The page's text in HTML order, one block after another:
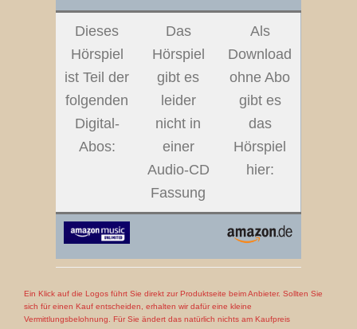
Dieses
Hörspiel
ist Teil der
folgenden
Digital-
Abos:
Das
Hörspiel
gibt es
leider
nicht in
einer
Audio-CD
Fassung
Als
Download
ohne Abo
gibt es
das
Hörspiel
hier:
Ein Klick auf die Logos führt Sie direkt zur Produktseite beim Anbieter. Sollten Sie
sich für einen Kauf entscheiden, erhalten wir dafür eine kleine
Vermittlungsbelohnung. Für Sie ändert das natürlich nichts am Kaufpreis